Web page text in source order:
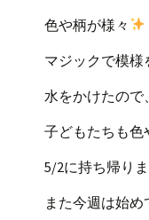
色や柄が様々
マジックで模様
水をかけたの
子どもたちも色
5/2に持ち帰り
また今週は始め